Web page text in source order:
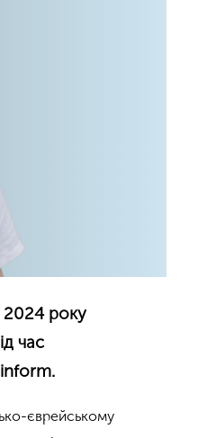
2024 року
час
єврейському